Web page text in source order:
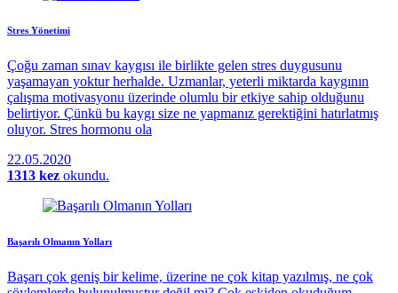
Stres Yönetimi
Çoğu zaman sınav kaygısı ile birlikte gelen stres duygusunu
yaşamayan yoktur herhalde. Uzmanlar, yeterli miktarda kaygının
çalışma motivasyonu üzerinde olumlu bir etkiye sahip olduğunu
belirtiyor. Çünkü bu kaygı size ne yapmanız gerektiğini hatırlatmış
oluyor. Stres hormonu ola
22.05.2020
1313 kez okundu.
Başarılı Olmanın Yolları
Başarı çok geniş bir kelime, üzerine ne çok kitap yazılmış, ne çok